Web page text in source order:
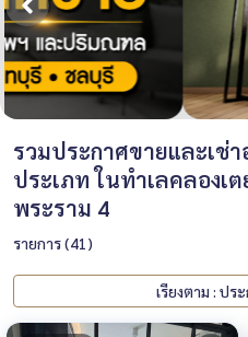
รวมประกาศขายและเช่
ประเภท ในทำเลคลองเ
พระราม 4
รายการ (41)
เรียงต